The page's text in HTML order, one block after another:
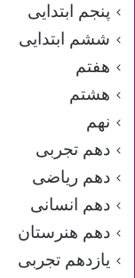
پنجم ابتدایی
ششم ابتدایی
هفتم
هشتم
نهم
دهم تجربی
دهم ریاضی
دهم انسانی
دهم هنرستان
یازدهم تجربی